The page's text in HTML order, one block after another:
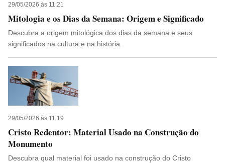
29/05/2026 às 11:21
Mitologia e os Dias da Semana: Origem e Significado
Descubra a origem mitológica dos dias da semana e seus
significados na cultura e na história.
29/05/2026 às 11:19
Cristo Redentor: Material Usado na Construção do
Monumento
Descubra qual material foi usado na construção do Cristo